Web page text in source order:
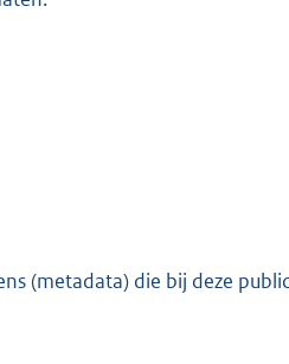
(metadata) die bij deze